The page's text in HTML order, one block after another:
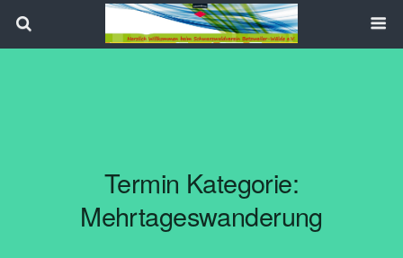
Termin Kategorie:
Mehrtageswanderung